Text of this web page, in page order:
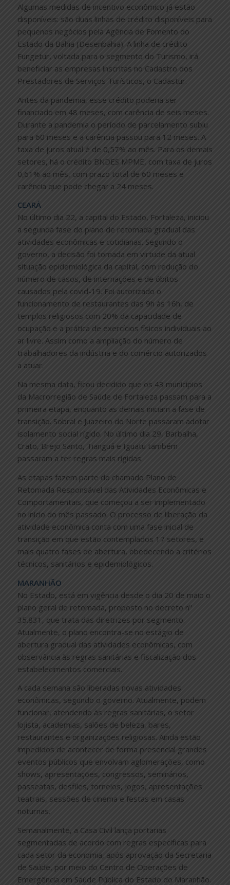
Algumas medidas de incentivo econômico já estão
disponíveis: são duas linhas de crédito disponíveis para
pequenos negócios pela Agência de Fomento do
Estado da Bahia (Desenbahia). A linha de crédito
Fungetur, voltada para o segmento do Turismo, irá
beneficiar as empresas inscritas no Cadastro dos
Prestadores de Serviços Turísticos, o Cadastur.
Antes da pandemia, esse crédito poderia ser
financiado em 48 meses, com carência de seis meses.
Durante a pandemia o período de parcelamento subiu
para 60 meses e a carência passou para 12 meses. A
taxa de juros atual é de 0,57% ao mês. Para os demais
setores, há o crédito BNDES MPME, com taxa de juros
0,61% ao mês, com prazo total de 60 meses e
carência que pode chegar a 24 meses.
CEARÁ
No último dia 22, a capital do Estado, Fortaleza, iniciou
a segunda fase do plano de retomada gradual das
atividades econômicas e cotidianas. Segundo o
governo, a decisão foi tomada em virtude da atual
situação epidemiológica da capital, com redução do
número de casos, de internações e de óbitos
causados pela covid-19. Foi autorizado o
funcionamento de restaurantes das 9h às 16h, de
templos religiosos com 20% da capacidade de
ocupação e a prática de exercícios físicos individuais ao
ar livre. Assim como a ampliação do número de
trabalhadores da indústria e do comércio autorizados
a atuar.
Na mesma data, ficou decidido que os 43 municípios
da Macrorregião de Saúde de Fortaleza passam para a
primeira etapa, enquanto as demais iniciam a fase de
transição. Sobral e Juazeiro do Norte passaram adotar
isolamento social rígido. No último dia 29, Barbalha,
Crato, Brejo Santo, Tianguá e Iguatu também
passaram a ter regras mais rígidas.
As etapas fazem parte do chamado Plano de
Retomada Responsável das Atividades Econômicas e
Comportamentais, que começou a ser implementado
no início do mês passado. O processo de liberação da
atividade econômica conta com uma fase inicial de
transição em que estão contemplados 17 setores, e
mais quatro fases de abertura, obedecendo a critérios
técnicos, sanitários e epidemiológicos.
MARANHÃO
No Estado, está em vigência desde o dia 20 de maio o
plano geral de retomada, proposto no decreto nº
35.831, que trata das diretrizes por segmento.
Atualmente, o plano encontra-se no estágio de
abertura gradual das atividades econômicas, com
observância às regras sanitárias e fiscalização dos
estabelecimentos comerciais.
A cada semana são liberadas novas atividades
econômicas, segundo o governo. Atualmente, podem
funcionar, atendendo às regras sanitárias, o setor
lojista, academias, salões de beleza, bares,
restaurantes e organizações religiosas. Ainda estão
impedidos de acontecer de forma presencial grandes
eventos públicos que envolvam aglomerações, como
shows, apresentações, congressos, seminários,
passeatas, desfiles, torneios, jogos, apresentações
teatrais, sessões de cinema e festas em casas
noturnas.
Semanalmente, a Casa Civil lança portarias
segmentadas de acordo com regras específicas para
cada setor da economia, após aprovação da Secretaria
de Saúde, por meio do Centro de Operações de
Emergência em Saúde Pública do Estado do Maranhão.